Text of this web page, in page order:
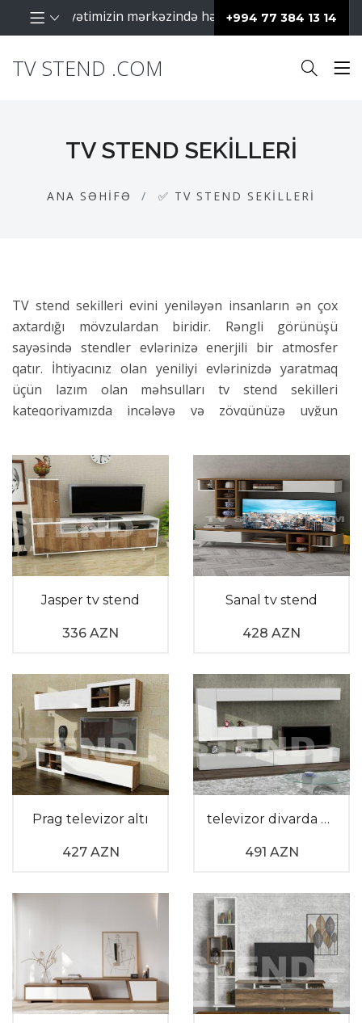
fəaliyyətimizin mərkəzində hər zaman müştərilərimiz
+994 77 384 13 14
TV STEND .COM
TV STEND SEKILLERI
ANA SƏHIFƏ ✅ TV STEND SEKILLERI
TV stend sekilleri evini yeniləyən insanların ən çox
axtardığı mövzulardan biridir. Rəngli görünüşü
sayəsində stendler evlərinizə enerjili bir atmosfer
qatır. İhtiyacınız olan yeniliyi evlərinizdə yaratmaq
üçün lazım olan məhsulları tv stend sekilleri
kateqoriyamızda incələyə və zövqünüzə uyğun
Geniş ölçüdə model çeşidliliyi ilə sizi xoşbəxt edəcək,
zövq alacağınız və rahat istifadə edə biləcəyiniz
stendler arasında seçim edə bilərsinz. Keyfiyyətli
materialdan emal edilən tv stendi modelləri sizə uzun
ömürlü istifadə imkanı təmin edir . Tv stendləri divara
təchiz edilən, qapaqlı, güzgülü, qapaqsız bir çox
modeldə istehsal olunmaqdadır.
Televiziya qiymətləri məhsulun modellərinə görə
məhsulun ölçü və rəng xüsusiyyətləri qiymət
üslubda dizayn edilən stendler yaşıl, qara, ağ, qəhvəyi,
qızıl, metal, boz, çəhrayı kimi rənglərlə fərqli rəng
çeşidləri ilə məkanlarınızda estetik görünüşlər
yaratmağa köməkçi olur.
Dekorativ əşyalarınızı və tez-tez istifadə etdiyiniz
əşyaları yerləşdirməyinizə imkan tanıyan modellər ilə
evinizə modern görüntü qatmaqla yanaşı,
funksionallığı ilə sizə rahatlıq yaradacaqdır.
Xəyallarınızı bəzəyən yataq otağı dizaynını yartmaqda
da tanış ola və zövqünüzə uyğun məhsulları bir kliklə
Jasper tv stend
336 AZN
Sanal tv stend
428 AZN
Prag televizor altı
427 AZN
televizor divarda dizayn 200
491 AZN